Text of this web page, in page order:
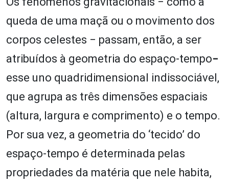
queda de uma maçã ou o movimento dos
corpos celestes ‒ passam, então, a ser
atribuídos à geometria do espaço-tempo‒
esse uno quadridimensional indissociável,
que agrupa as três dimensões espaciais
(altura, largura e comprimento) e o tempo.
Por sua vez, a geometria do ‘tecido’ do
espaço-tempo é determinada pelas
propriedades da matéria que nele habita,